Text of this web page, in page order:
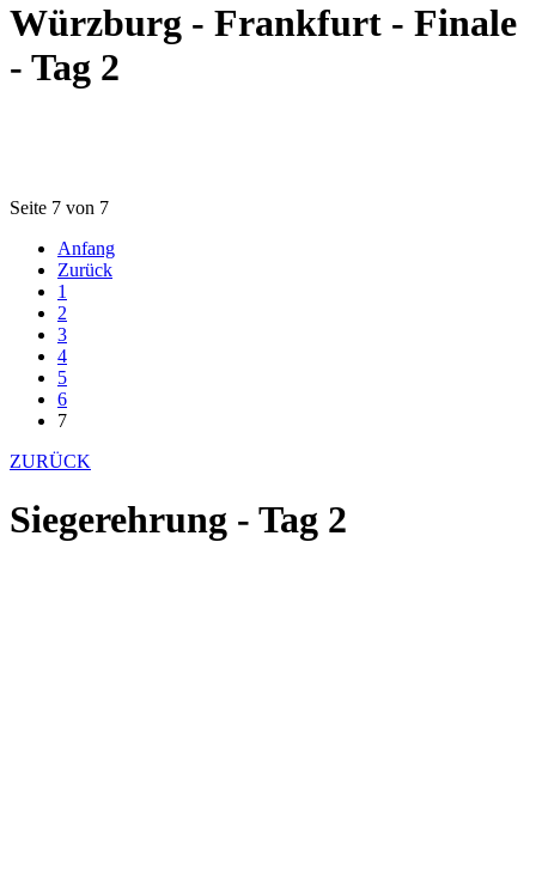
Würzburg - Frankfurt - Finale
- Tag 2
Seite 7 von 7
Anfang
Zurück
1
2
3
4
5
6
7
ZURÜCK
Siegerehrung - Tag 2